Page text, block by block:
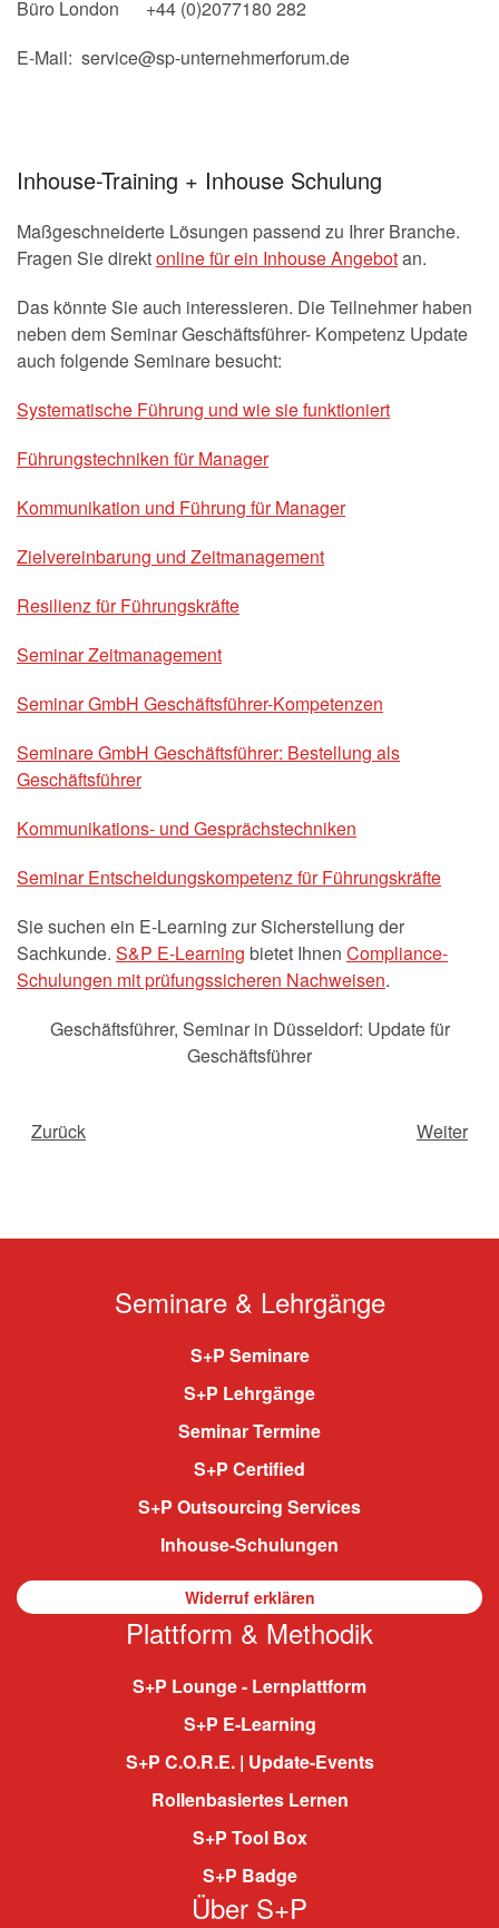
Büro London +44 (0)2077180 282
E-Mail: service@sp-unternehmerforum.de
Inhouse-Training + Inhouse Schulung
Maßgeschneiderte Lösungen passend zu Ihrer Branche.
Fragen Sie direktonline für ein Inhouse Angebotan.
Das könnte Sie auch interessieren. Die Teilnehmer haben
neben dem Seminar Geschäftsführer- Kompetenz Update
auch folgende Seminare besucht:
Systematische Führung und wie sie funktioniert
Führungstechniken für Manager
Kommunikation und Führung für Manager
Zielvereinbarung und Zeitmanagement
Resilienz für Führungskräfte
Seminar Zeitmanagement
Seminar GmbH Geschäftsführer-Kompetenzen
Seminare GmbH Geschäftsführer: Bestellung als
Geschäftsführer
Kommunikations- und Gesprächstechniken
Seminar Entscheidungskompetenz für Führungskräfte
Sie suchen ein E-Learning zur Sicherstellung der
Sachkunde. S&P E-Learning bietet Ihnen Compliance-
Schulungen mit prüfungssicheren Nachweisen.
Geschäftsführer, Seminar in Düsseldorf: Update für
Geschäftsführer
Zurück Weiter
Seminare & Lehrgänge
S+P Seminare
S+P Lehrgänge
Seminar Termine
S+P Certified
S+P Outsourcing Services
Inhouse-Schulungen
Widerruf erklären
Plattform & Methodik
S+P Lounge - Lernplattform
S+P E-Learning
S+P C.O.R.E. | Update-Events
Rollenbasiertes Lernen
S+P Tool Box
S+P Badge
Über S+P